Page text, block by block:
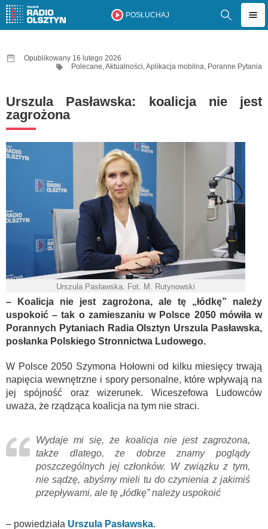
POSŁUCHAJ
Opublikowany 16 lutego 2026
Polecane,Aktualności,Aplikacja mobilna, Poranne Pytania
Urszula Pasławska: koalicja nie jest
zagrożona
Urszula Pasławska. Fot. M. Rutynowski
– Koalicja nie jest zagrożona, ale tę „łódkę” należy
uspokoić – tak o zamieszaniu w Polsce 2050 mówiła w
Porannych Pytaniach Radia Olsztyn Urszula Pasławska,
posłanka Polskiego Stronnictwa Ludowego.
W Polsce 2050 Szymona Hołowni od kilku miesięcy trwają
napięcia wewnętrzne i spory personalne, które wpływają na
jej spójność oraz wizerunek. Wiceszefowa Ludowców
uważa, że rządząca koalicja na tym nie straci.
Wydaje mi się, że koalicja nie jest zagrożona,
także dlatego, że dobrze znamy poglądy
poszczególnych jej członków. W związku z tym,
nie sądzę, abyśmy mieli tu do czynienia z jakimiś
przepływami, ale tę „łódkę” należy uspokoić
– powiedziała Urszula Pasławska.